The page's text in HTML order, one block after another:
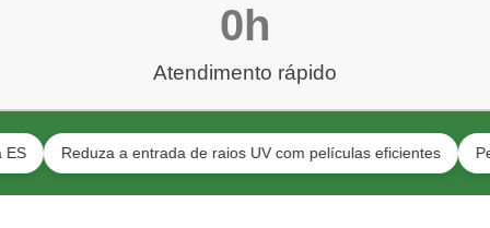
Atendimento rápido
0h
Reduza a entrada de raios UV com películas eficientes Películas